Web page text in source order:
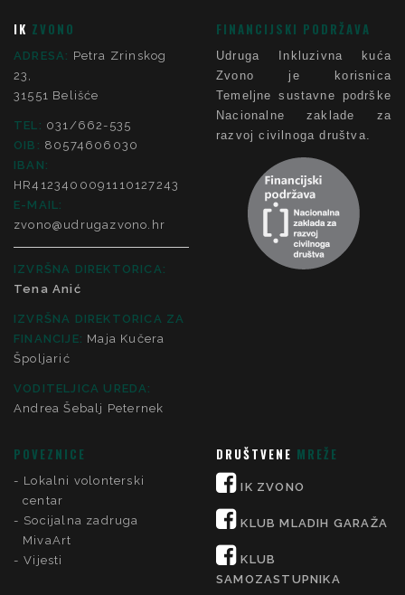
IK ZVONO
ADRESA: Petra Zrinskog
23,
31551 Belišće
TEL: 031/662-535
OIB: 80574606030
IBAN:
HR4123400091110127243
E-MAIL:
zvono@udrugazvono.hr
IZVRŠNA DIREKTORICA:
Tena Anić
IZVRŠNA DIREKTORICA ZA
FINANCIJE: Maja Kučera
Špoljarić
VODITELJICA UREDA:
Andrea Šebalj Peternek
FINANCIJSKI PODRŽAVA
Udruga Inkluzivna kuća
Zvono je korisnica
Temeljne sustavne podrške
Nacionalne zaklade za
razvoj civilnoga društva.
POVEZNICE
Lokalni volonterski
centar
Socijalna zadruga
MivaArt
Vijesti
DRUŠTVENE MREŽE
IK ZVONO
KLUB MLADIH GARAŽA
KLUB
SAMOZASTUPNIKA